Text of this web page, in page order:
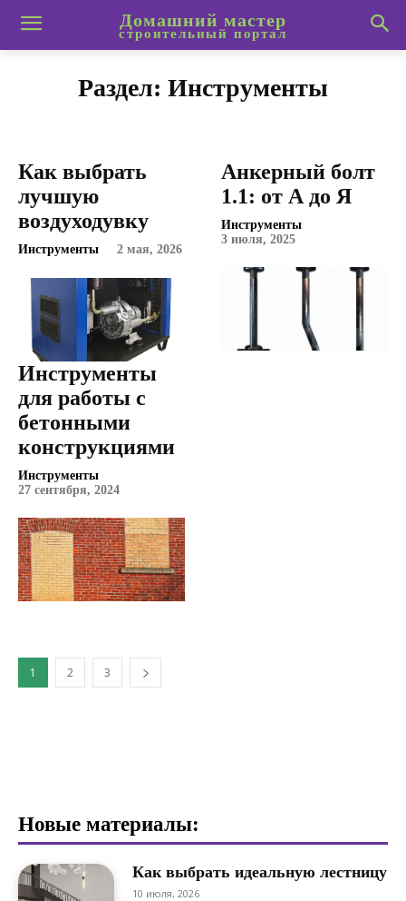
Домашний мастер
строительный портал
Раздел: Инструменты
Как выбрать
лучшую
воздуходувку
Инструменты 2 мая, 2026
Анкерный болт
1.1: от А до Я
Инструменты
3 июля, 2025
Инструменты
для работы с
бетонными
конструкциями
Инструменты
27 сентября, 2024
1 2 3
Новые материалы:
Как выбрать идеальную лестницу
10 июля, 2026